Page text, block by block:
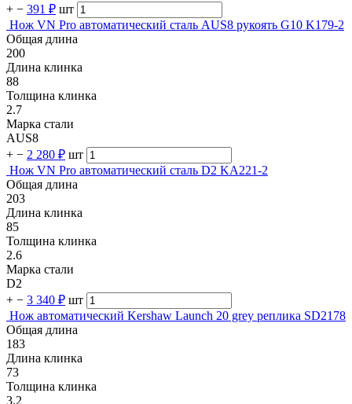
+ − 391 ₽ шт
Нож VN Pro автоматический сталь AUS8 рукоять G10 K179-2
Общая длина
200
Длина клинка
88
Толщина клинка
2.7
Марка стали
AUS8
+ − 2 280 ₽ шт
Нож VN Pro автоматический сталь D2 KA221-2
Общая длина
203
Длина клинка
85
Толщина клинка
2.6
Марка стали
D2
+ − 3 340 ₽ шт
Нож автоматический Kershaw Launch 20 grey реплика SD2178
Общая длина
183
Длина клинка
73
Толщина клинка
3.2